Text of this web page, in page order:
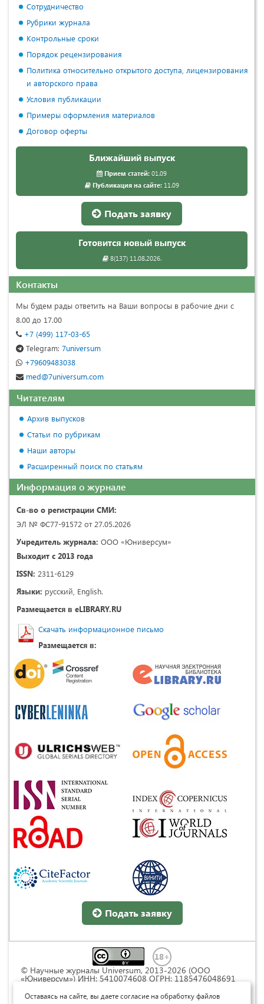
Сотрудничество
Рубрики журнала
Контрольные сроки
Порядок рецензирования
Политика относительно открытого доступа, лицензирования
и авторского права
Условия публикации
Примеры оформления материалов
Договор оферты
Ближайший выпуск
Прием статей: 01.09
Публикация на сайте:11.09
Подать заявку
Готовится новый выпуск
8(137) 11.08.2026.
Контакты
Мы будем рады ответить на Ваши вопросы в рабочие дни с
8.00 до 17.00
+7 (499) 117-03-65
Telegram: 7universum
+79609483038
med@7universum.com
Читателям
Архив выпусков
Статьи по рубрикам
Наши авторы
Расширенный поиск по статьям
Информация о журнале
Св-во о регистрации СМИ:
ЭЛ № ФС77-91572 от 27.05.2026
Учредитель журнала: ООО «Юниверсум»
Выходит с 2013 года
ISSN: 2311-6129
Языки: русский, English.
Размещается в eLIBRARY.RU
Скачать информационное письмо
Размещается в:
Подать заявку
© Научные журналы Universum, 2013-2026 (ООО
«Юниверсум») ИНН: 5410074608 ОГРН: 1185476048691
Commons « Attribution» («Атрибуция») 4.0
Оставаясь на сайте, вы даете согласие на обработку файлов